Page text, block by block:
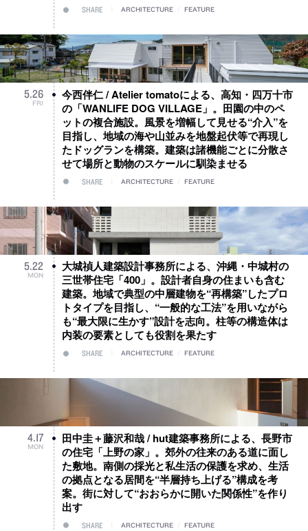
SHARE ARCHITECTURE FEATURE
5.26
FRI
今西伴仁 / Atelier tomatoによる、高知・四万十市
の「WANLIFE DOG VILLAGE」。田園の中のペ
ットの複合施設。風景を増幅して見せる“介入”を
目指し、地域の海や山並みを地盤起伏等で再現し
たドッグランを構築。建築は諸機能ごとに分散さ
せて場所と動物のスケールに馴染ませる
SHARE ARCHITECTURE FEATURE
5.22
MON
大城禎人建築設計事務所による、沖縄・中城村の
三世帯住宅「400」。設計者自身の住まいも含む
建築。地域で典型の中層建物を“再構築”したプロ
トタイプを目指し、“一般的な工法”を用いながら
も“最大限に生かす”設計を志向。柱等の構造体は
内装の要素としても役割を果たす
SHARE ARCHITECTURE FEATURE
4.17
MON
田中圭＋藤沢和哉 / hut建築事務所による、長野市
の住宅「上野の家」。郊外の往来のある道に面し
た敷地。南側の採光と私生活の保護を求め、生活
の拠点となる居間を“半層持ち上げる”構成を考
案。街に対して“おおらかに開いた関係性”を作り
出す
SHARE ARCHITECTURE FEATURE